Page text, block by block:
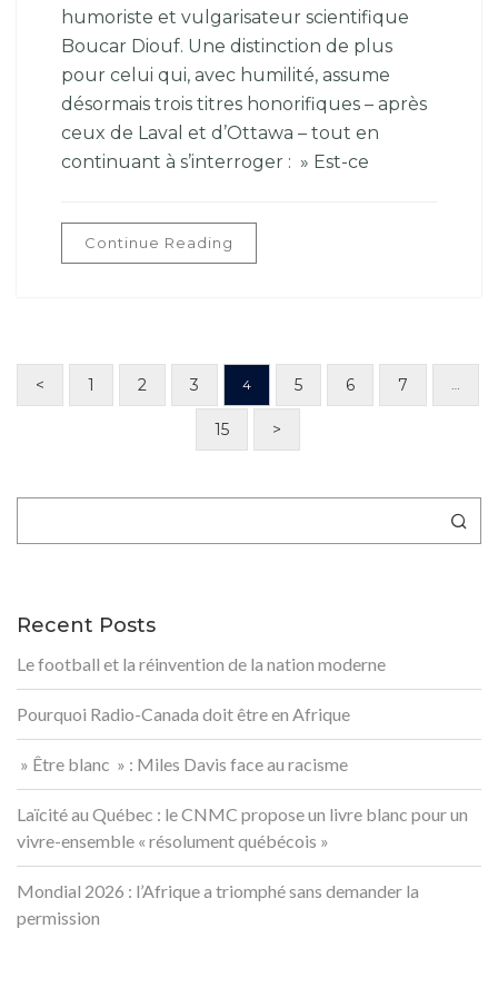
humoriste et vulgarisateur scientifique
Boucar Diouf. Une distinction de plus
pour celui qui, avec humilité, assume
désormais trois titres honorifiques – après
ceux de Laval et d’Ottawa – tout en
continuant à s’interroger : » Est-ce
Continue Reading
< 1 2 3 4 5 6 7 …
15 >
Recent Posts
Le football et la réinvention de la nation moderne
Pourquoi Radio-Canada doit être en Afrique
» Être blanc » : Miles Davis face au racisme
Laïcité au Québec : le CNMC propose un livre blanc pour un
vivre-ensemble « résolument québécois »
Mondial 2026 : l’Afrique a triomphé sans demander la
permission